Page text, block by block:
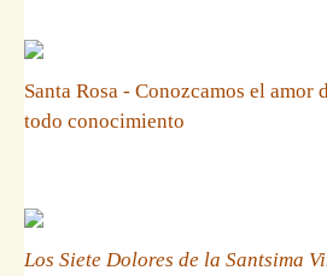
Santa Rosa - Conozcamos el amor
todo conocimiento
Los Siete Dolores de la Santsima